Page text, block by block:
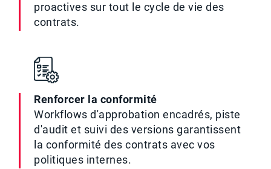
proactives sur tout le cycle de vie des
contrats.
Renforcer la conformité
Workflows d'approbation encadrés, piste
d'audit et suivi des versions garantissent
la conformité des contrats avec vos
politiques internes.